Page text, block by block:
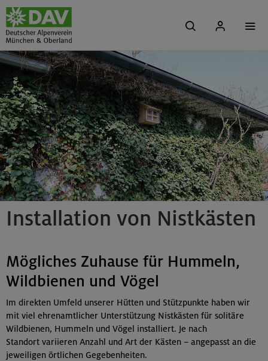
Installation von Nistkästen
Mögliches Zuhause für Hummeln,
Wildbienen und Vögel
Im direkten Umfeld unserer Hütten und Stützpunkte haben wir
mit viel ehrenamtlicher Unterstützung Nistkästen für solitäre
Wildbienen, Hummeln und Vögel installiert. Je nach
Standort variieren Anzahl und Art der Kästen – angepasst an die
jeweiligen örtlichen Gegebenheiten.